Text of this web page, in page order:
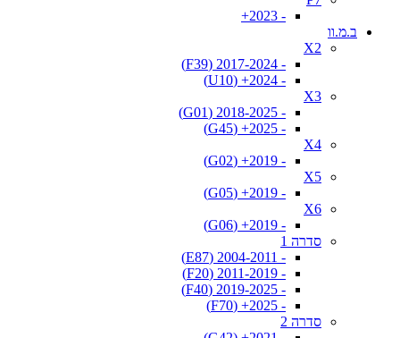
- 2023+
ב.מ.וו
X2
- 2017-2024 (F39)
- 2024+ (U10)
X3
- 2018-2025 (G01)
- 2025+ (G45)
X4
- 2019+ (G02)
X5
- 2019+ (G05)
X6
- 2019+ (G06)
סדרה 1
- 2004-2011 (E87)
- 2011-2019 (F20)
- 2019-2025 (F40)
- 2025+ (F70)
סדרה 2